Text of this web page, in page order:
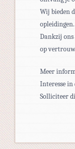
Wij bieden
opleidingen.
Dankzij
op
Meer
Interesse in
Solliciteer